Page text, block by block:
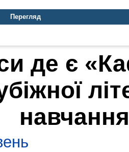
Перегляд
де є